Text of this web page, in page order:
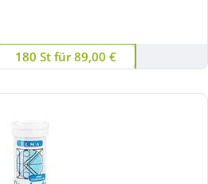
180 St für 89,00 €